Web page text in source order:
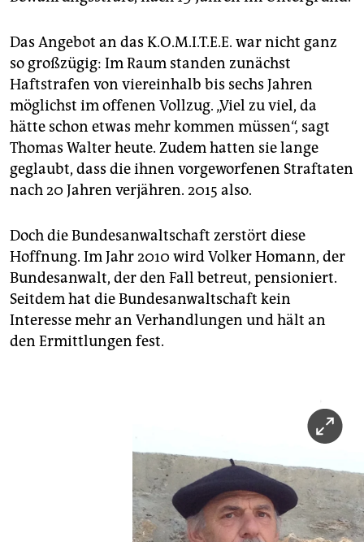
Das Angebot an das K.O.M.I.T.E.E. war nicht ganz
so großzügig: Im Raum standen zunächst
Haftstrafen von viereinhalb bis sechs Jahren
möglichst im offenen Vollzug. „Viel zu viel, da
hätte schon etwas mehr kommen müssen“, sagt
Thomas Walter heute. Zudem hatten sie lange
geglaubt, dass die ihnen vorgeworfenen Straftaten
nach 20 Jahren verjähren. 2015 also.
Doch die Bundesanwaltschaft zerstört diese
Hoffnung. Im Jahr 2010 wird Volker Homann, der
Bundesanwalt, der den Fall betreut, pensioniert.
Seitdem hat die Bundesanwaltschaft kein
Interesse mehr an Verhandlungen und hält an
den Ermittlungen fest.